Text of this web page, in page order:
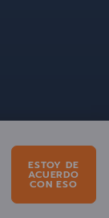
ESTOY DE
ACUERDO
CON ESO